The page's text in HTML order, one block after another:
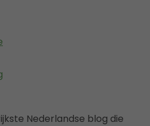
Nederlandse blog die